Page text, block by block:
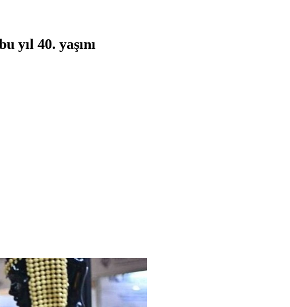
yıl 40. yaşını